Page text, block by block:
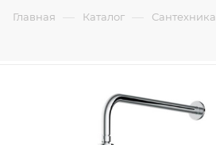
Главная — Каталог — Сантехника